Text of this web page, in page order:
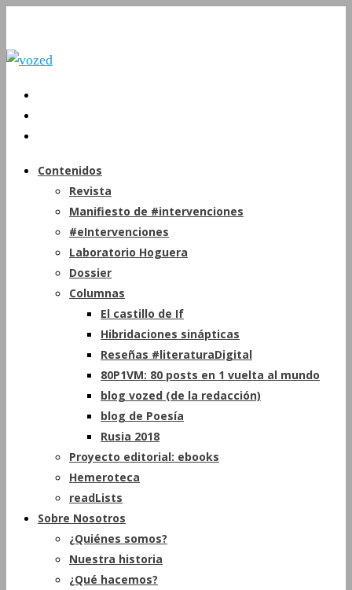
Contenidos
Revista
Manifiesto de #intervenciones
#eIntervenciones
Laboratorio Hoguera
Dossier
Columnas
El castillo de If
Hibridaciones sinápticas
Reseñas #literaturaDigital
80P1VM: 80 posts en 1 vuelta al mundo
blog vozed (de la redacción)
blog de Poesía
Rusia 2018
Proyecto editorial: ebooks
Hemeroteca
readLists
Sobre Nosotros
¿Quiénes somos?
Nuestra historia
¿Qué hacemos?